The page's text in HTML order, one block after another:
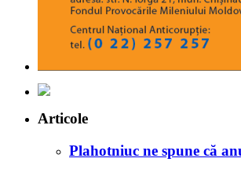
Articole
Plahotniuc ne spune că